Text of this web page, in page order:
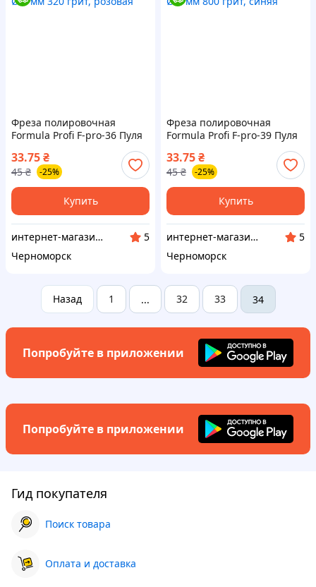
Фреза полировочная
Formula Profi F-pro-36 Пуля
Ø 6 мм 320 грит, розовая
33.75₴
45 ₴ -25%
Купить
интернет-магазин "BestNail"
5
Черноморск
Фреза полировочная
Formula Profi F-pro-39 Пуля
33.75₴
45 ₴ -25%
Купить
интернет-магазин "BestNail"
5
Черноморск
Назад 1 ... 32 33 34
Попробуйте в приложении
Попробуйте в приложении
Гид покупателя
Поиск товара
Оплата и доставка